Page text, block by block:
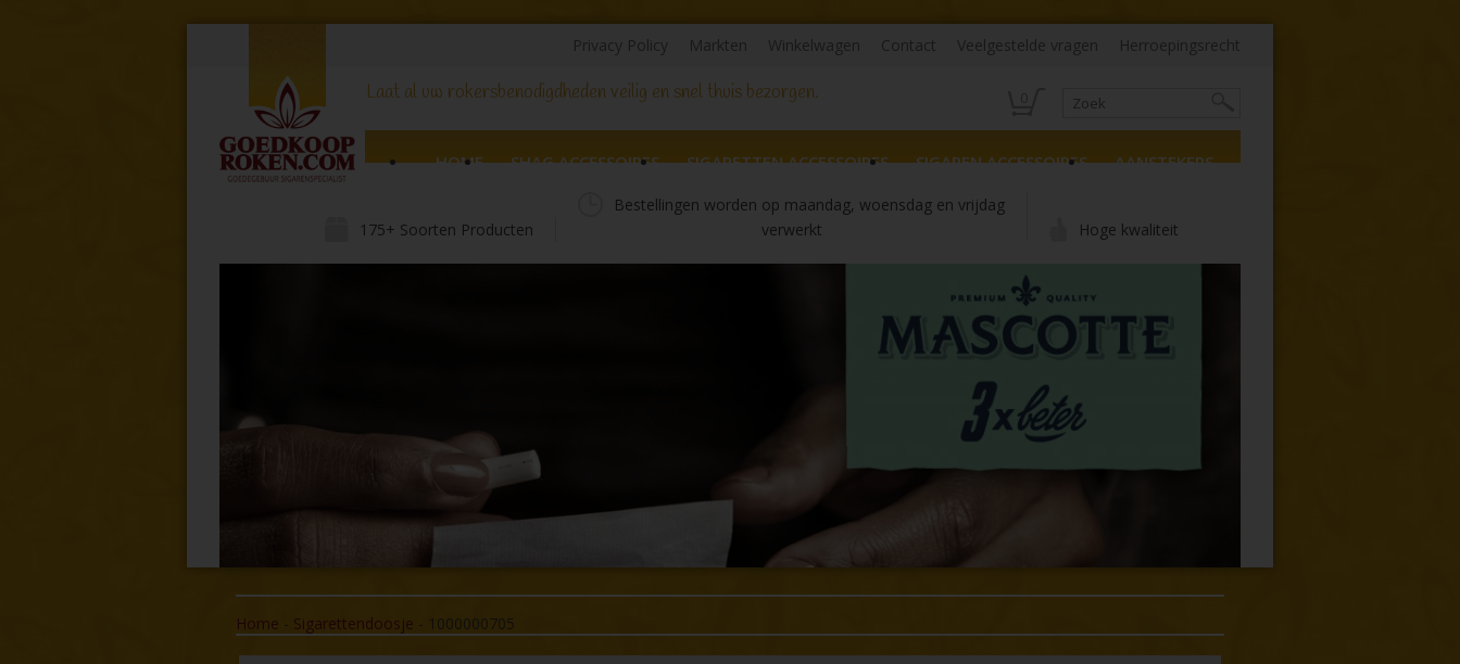
Privacy Policy Markten Winkelwagen Contact Veelgestelde vragen Herroepingsrecht
Laat al uw rokersbenodigdheden veilig en snel thuis bezorgen.
HOME SHAG ACCESSOIRES SIGARETTEN ACCESSOIRES SIGAREN ACCESSOIRES AANSTEKERS
175+ Soorten Producten
Bestellingen worden op maandag, woensdag en vrijdag
verwerkt
Hoge kwaliteit
Home - Sigarettendoosje - 1000000705